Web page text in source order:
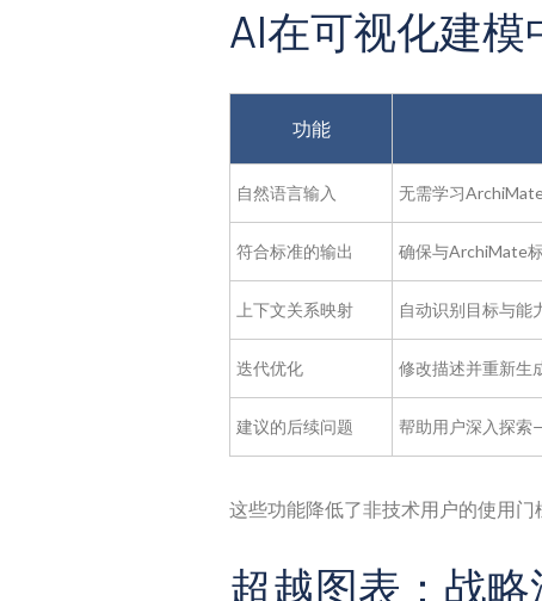
AI在可视化建
功能
自然语言输入 无需学习
符合标准的输出 确保与ArchiMate
上下文关系映射 自动识别目标与能
迭代优化 修改描述并重新生
建议的后续问题 帮助用户深入探索
这些功能降低了非技术用户的使用门
超越图表：战略